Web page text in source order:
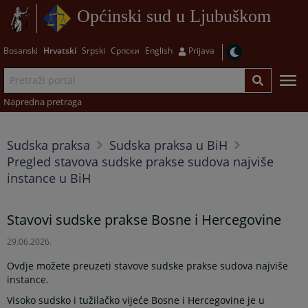
Općinski sud u Ljubuškom
Bosanski Hrvatski Srpski Српски English Prijava
Napredna pretraga
Sudska praksa
Sudska praksa u BiH
Pregled stavova sudske prakse sudova najviše
instance u BiH
Stavovi sudske prakse Bosne i Hercegovine
29.06.2026.
Ovdje možete preuzeti stavove sudske prakse sudova najviše
instance.
Visoko sudsko i tužilačko vijeće Bosne i Hercegovine je u